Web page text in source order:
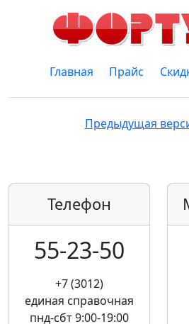
Главная Прайс
Предыдущая
Телефон
55-23-50
+7 (3012)
единая справочная
пнд-сбт 9:00-19:00